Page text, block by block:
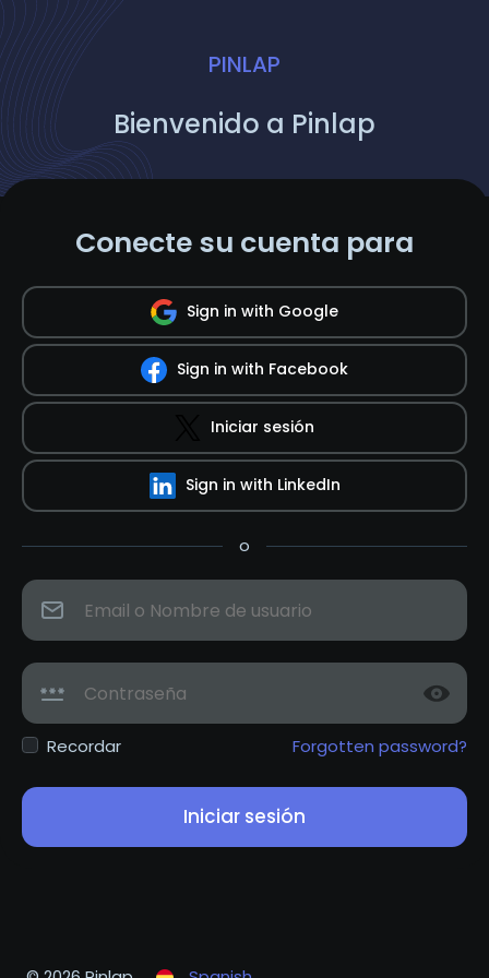
PINLAP
Bienvenido a Pinlap
Conecte su cuenta para
Sign in with Google
Sign in with Facebook
Iniciar sesión
Sign in with LinkedIn
o
Recordar Forgotten password?
Iniciar sesión